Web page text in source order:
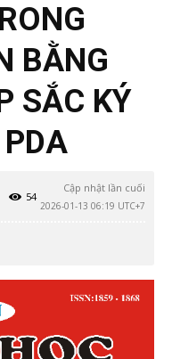
BẰNG
SẮC KÝ
Cập nhật lần cuối
2026-01-13 06:19 UTC+7
54